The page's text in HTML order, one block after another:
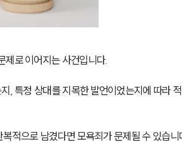
제로 이어지는 사건입니다.
, 특정 상대를 지목한 발언이었는지에 따라
적으로 남겼다면 모욕죄가 문제될 수 있습니